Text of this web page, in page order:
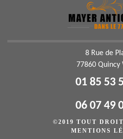
8 Rue de
77860 Quincy
01 85 53
06 07 49
©2019 TOUT
MENTIONS